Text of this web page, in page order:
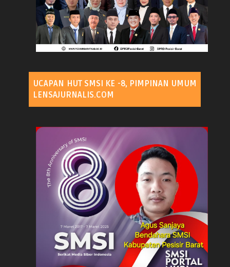
UCAPAN HUT SMSI KE -8, PIMPINAN UMUM
LENSAJURNALIS.COM